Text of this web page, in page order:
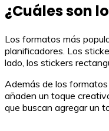
¿Cuáles son
Los formatos más
planificadores. Los
lado, los stickers
Además de los
añaden un toque
que buscan agregar un